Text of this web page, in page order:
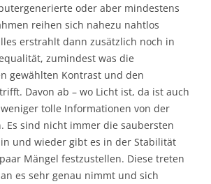
oder aber mindestens
reihen sich nahezu nahtlos
erstrahlt dann zusätzlich noch in
zumindest was die
gewählten Kontrast und den
Davon ab – wo Licht ist, da ist auch
tolle Informationen von der
Es sind nicht immer die saubersten
und wieder gibt es in der Stabilität
Mängel festzustellen. Diese treten
es sehr genau nimmt und sich